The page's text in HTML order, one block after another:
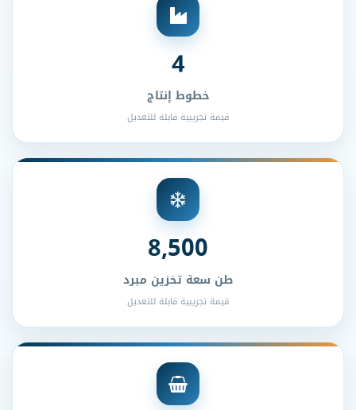
4
خطوط إنتاج
قيمة تجريبية قابلة للتعديل
8,500
طن سعة تخزين مبرد
قيمة تجريبية قابلة للتعديل